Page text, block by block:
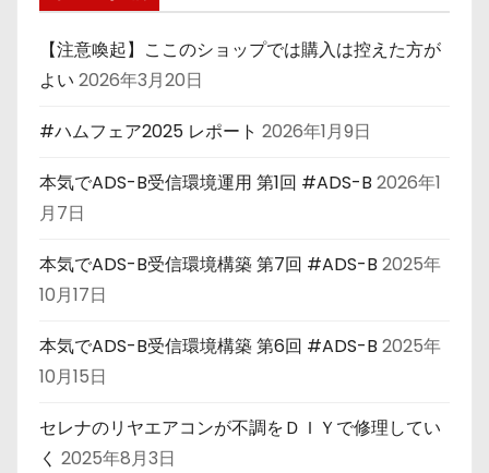
【注意喚起】ここのショップでは購入は控えた方が
よい 2026年3月20日
#ハムフェア2025 レポート 2026年1月9日
本気でADS-B受信環境運用 第1回 #ADS-B 2026年1
月7日
本気でADS-B受信環境構築 第7回 #ADS-B 2025年
10月17日
本気でADS-B受信環境構築 第6回 #ADS-B 2025年
10月15日
セレナのリヤエアコンが不調をＤＩＹで修理してい
く 2025年8月3日